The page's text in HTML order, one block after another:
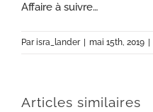
Affaire à suivre…
Parisra_lander mai 15th, 2019
Articles similaires